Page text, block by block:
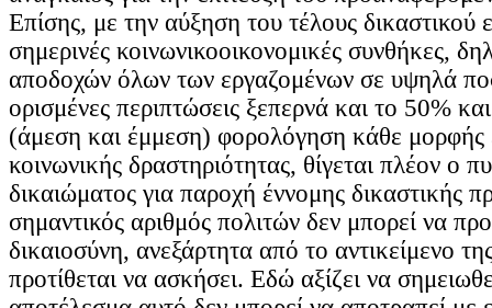
Επίσης, με την αύξηση του τέλους δικαστικού
σημερινές κοινωνικοοικονομικές συνθήκες,
αποδοχών όλων των εργαζομένων σε υψηλά
ορισμένες περιπτώσεις ξεπερνά και το 50%
(άμεση και έμμεση) φορολόγηση κάθε μορφής
κοινωνικής δραστηριότητας, θίγεται πλέον ο
δικαιώματος για παροχή έννομης δικαστικής
σημαντικός αριθμός πολιτών δεν μπορεί να
δικαιοσύνη, ανεξάρτητα από το αντικείμενο
προτίθεται να ασκήσει. Εδώ αξίζει να